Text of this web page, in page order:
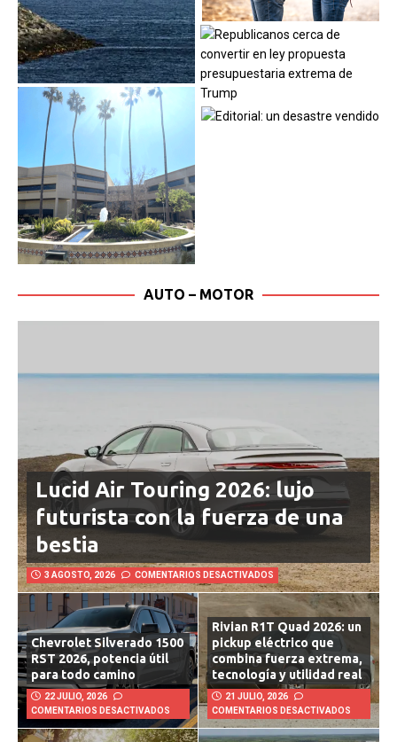
Lucid Air Touring 2026: lujo
futurista con la fuerza de una
bestia
3 AGOSTO, 2026 COMENTARIOS DESACTIVADOS
Chevrolet Silverado 1500
RST 2026, potencia útil
para todo camino
22 JULIO, 2026
COMENTARIOS DESACTIVADOS
Rivian R1T Quad 2026: un
pickup eléctrico que
combina fuerza extrema,
tecnología y utilidad real
21 JULIO, 2026
COMENTARIOS DESACTIVADOS